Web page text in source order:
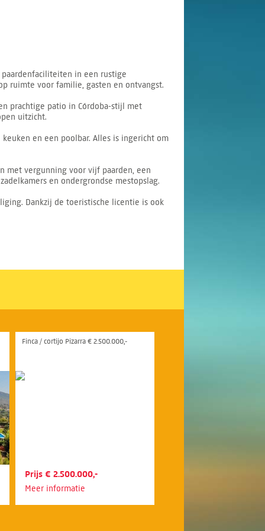
in een rustige
ruimte voor familie, gasten en ontvangst.
prachtige patio in Córdoba-stijl met
uitzicht.
en een poolbar. Alles is ingericht om
met vergunning voor vijf paarden, een
en ondergrondse mestopslag.
Dankzij de toeristische licentie is ook
Finca / cortijo Pizarra € 2.500.000,-
Prijs € 2.500.000,-
Meer informatie